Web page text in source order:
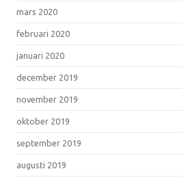
mars 2020
februari 2020
januari 2020
december 2019
november 2019
oktober 2019
september 2019
augusti 2019